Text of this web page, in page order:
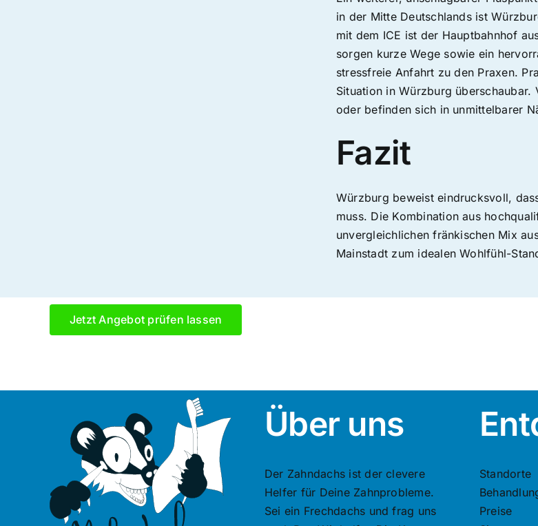
in der Mitte Deutschlands ist
mit dem ICE ist der Hauptbahnhof
sorgen kurze Wege sowie ein
stressfreie Anfahrt zu den Praxen.
Situation in Würzburg
oder befinden sich in unmittelbarer
Fazit
Würzburg beweist eindrucksvoll,
muss. Die Kombination aus
unvergleichlichen fränkischen Mix
Mainstadt zum idealen Wohlfühl-
Jetzt Angebot prüfen lassen
Über uns
Der Zahndachs ist der clevere
Helfer für Deine Zahnprobleme.
Sei ein Frechdachs und frag uns
Standorte
Preise